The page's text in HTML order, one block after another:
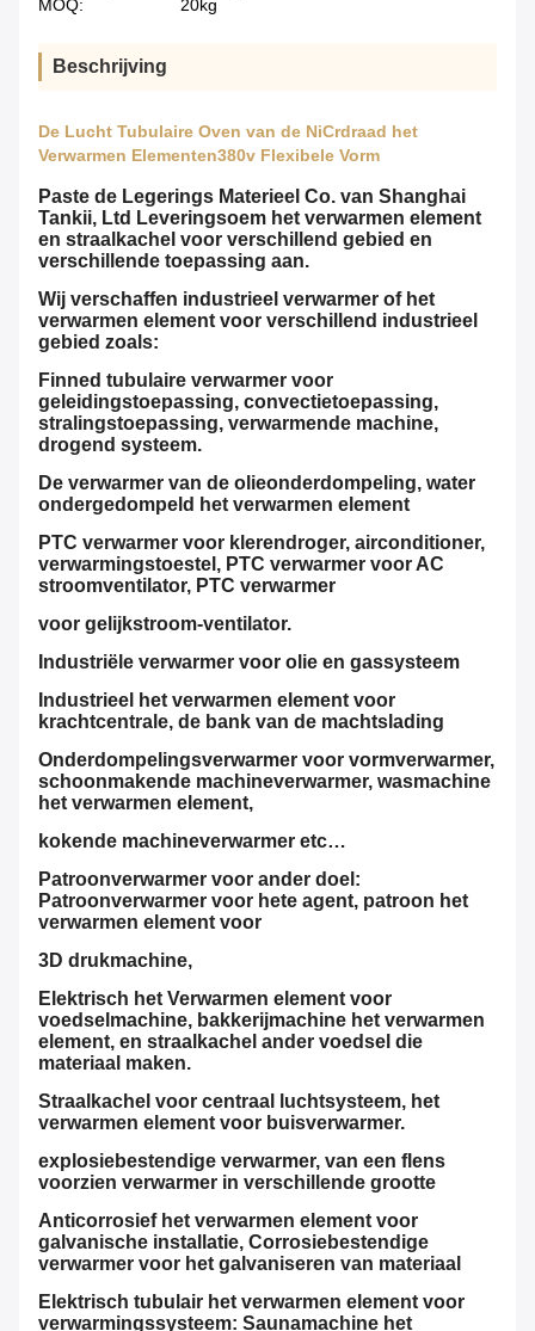
MOQ:
20kg
Beschrijving
De Lucht Tubulaire Oven van de NiCrdraad het
Verwarmen Elementen380v Flexibele Vorm
Paste de Legerings Materieel Co. van Shanghai
Tankii, Ltd Leveringsoem het verwarmen element
en straalkachel voor verschillend gebied en
verschillende toepassing aan.
Wij verschaffen industrieel verwarmer of het
verwarmen element voor verschillend industrieel
gebied zoals:
Finned tubulaire verwarmer voor
geleidingstoepassing, convectietoepassing,
stralingstoepassing, verwarmende machine,
drogend systeem.
De verwarmer van de olieonderdompeling, water
ondergedompeld het verwarmen element
PTC verwarmer voor klerendroger, airconditioner,
verwarmingstoestel, PTC verwarmer voor AC
stroomventilator, PTC verwarmer
voor gelijkstroom-ventilator.
Industriële verwarmer voor olie en gassysteem
Industrieel het verwarmen element voor
krachtcentrale, de bank van de machtslading
Onderdompelingsverwarmer voor vormverwarmer,
schoonmakende machineverwarmer, wasmachine
het verwarmen element,
kokende machineverwarmer etc…
Patroonverwarmer voor ander doel:
Patroonverwarmer voor hete agent, patroon het
verwarmen element voor
3D drukmachine,
Elektrisch het Verwarmen element voor
voedselmachine, bakkerijmachine het verwarmen
element, en straalkachel ander voedsel die
materiaal maken.
Straalkachel voor centraal luchtsysteem, het
verwarmen element voor buisverwarmer.
explosiebestendige verwarmer, van een flens
voorzien verwarmer in verschillende grootte
Anticorrosief het verwarmen element voor
galvanische installatie, Corrosiebestendige
verwarmer voor het galvaniseren van materiaal
Elektrisch tubulair het verwarmen element voor
verwarmingssysteem: Saunamachine het